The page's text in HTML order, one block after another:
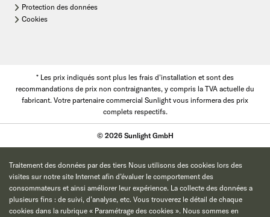
Protection des données
Cookies
* Les prix indiqués sont plus les frais d'installation et sont des
recommandations de prix non contraignantes, y compris la TVA actuelle du
fabricant. Votre partenaire commercial Sunlight vous informera des prix
complets respectifs.
© 2026 Sunlight GmbH
Traitement des données par des tiers Nous utilisons des cookies lors des
visites sur notre site Internet afin d’évaluer le comportement des
consommateurs et ainsi améliorer leur expérience. La collecte des données a
plusieurs fins : de suivi, d’analyse, etc. Vous trouverez le détail de chaque
cookies dans la rubrique « Paramétrage des cookies ». Nous sommes en